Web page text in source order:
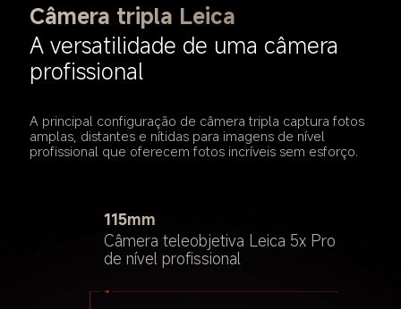
Câmera tripla Leica
A versatilidade de uma câmera
profissional
A principal configuração de câmera tripla captura fotos
amplas, distantes e nítidas para imagens de nível
profissional que oferecem fotos incríveis sem esforço.
115mm
Câmera teleobjetiva Leica 5x Pro
de nível profissional
23mm
Câmera principal Leica de nível
15mm
Ultragrande-
angular Leica